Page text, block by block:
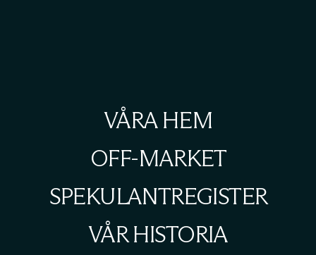
VÅRA HEM
OFF-MARKET
SPEKULANTREGISTER
VÅR HISTORIA